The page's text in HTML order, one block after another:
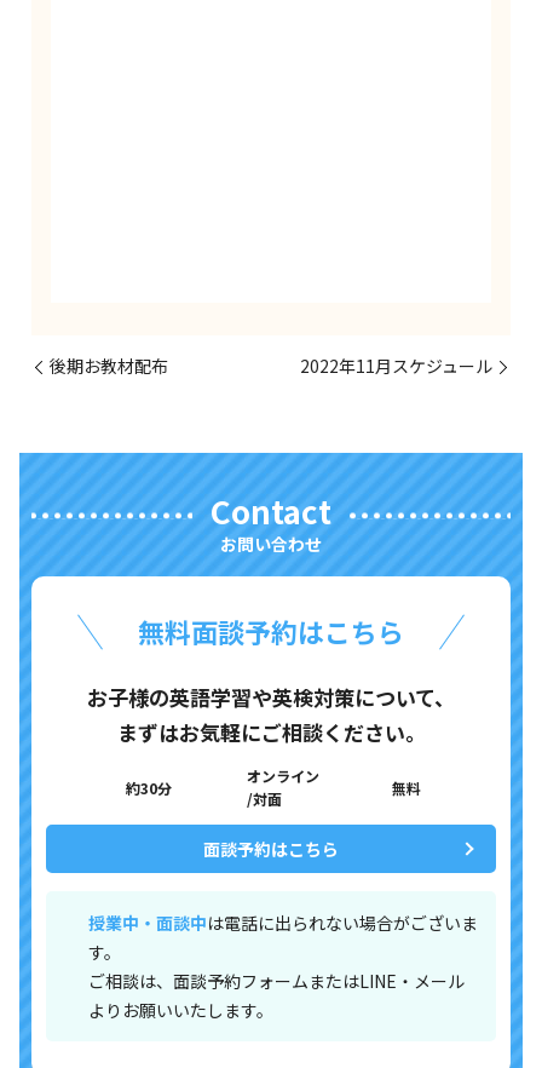
後期お教材配布 2022年11月スケジュール
Contact
お問い合わせ
無料面談予約はこちら
お子様の英語学習や英検対策について、
まずはお気軽にご相談ください。
約30分
オンライン
/対面
無料
面談予約はこちら
授業中・面談中は電話に出られない場合がございま
す。
ご相談は、面談予約フォームまたはLINE・メール
よりお願いいたします。